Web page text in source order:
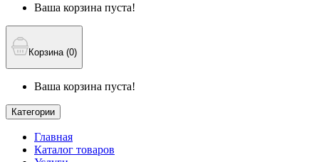
Ваша корзина пуста!
Корзина (0)
Ваша корзина пуста!
Категории
Главная
Каталог товаров